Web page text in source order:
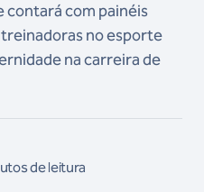
contará com painéis
no esporte
na carreira de
de leitura